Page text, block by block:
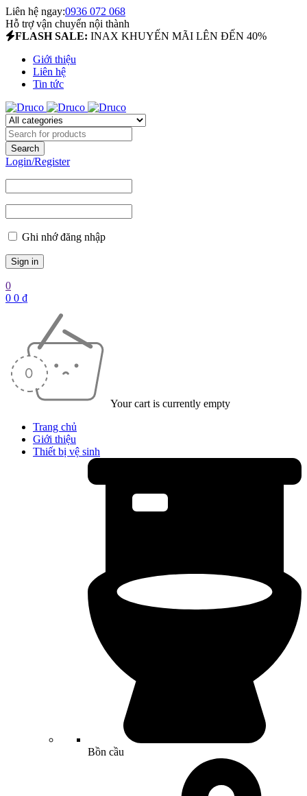
Liên hệ ngay:0936 072 068
Hỗ trợ vận chuyển nội thành
FLASH SALE: INAX KHUYẾN MÃI LÊN ĐẾN 40%
Giới thiệu
Liên hệ
Tin tức
Login/Register
Ghi nhớ đăng nhập
0
0 0 ₫
Your cart is currently empty
Trang chủ
Giới thiệu
Thiết bị vệ sinh
Bồn cầu